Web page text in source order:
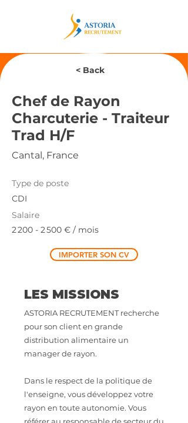
< Back
Chef de Rayon
Charcuterie - Traiteur
Trad H/F
Cantal, France
Type de poste
CDI
Salaire
2 200 - 2 500 € / mois
IMPORTER SON CV
LES MISSIONS
ASTORIA RECRUTEMENT recherche
pour son client en grande
distribution alimentaire un
manager de rayon.
Dans le respect de la politique de
l'enseigne, vous développez votre
rayon en toute autonomie. Vous